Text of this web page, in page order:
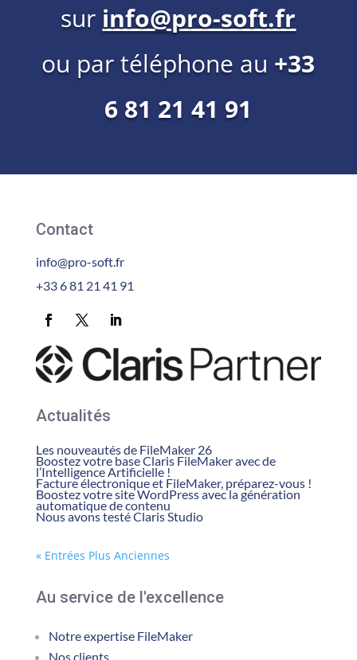
sur info@pro-soft.fr
ou par téléphone au +33
6 81 21 41 91
Contact
info@pro-soft.fr
+33 6 81 21 41 91
Actualités
Les nouveautés de FileMaker 26
Boostez votre base Claris FileMaker avec de
l’Intelligence Artificielle !
Facture électronique et FileMaker, préparez-vous !
Boostez votre site WordPress avec la génération
automatique de contenu
Nous avons testé Claris Studio
« Entrées Plus Anciennes
Au service de l'excellence
Notre expertise FileMaker
Nos clients